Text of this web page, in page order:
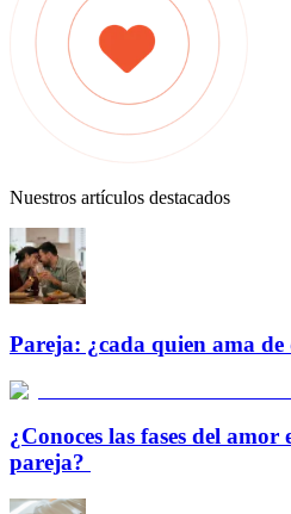
Nuestros artículos destacados
Pareja: ¿cada quien ama de
¿Conoces las fases del
pareja?